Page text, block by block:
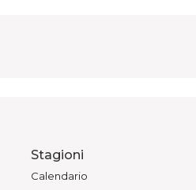
Stagioni
Calendario